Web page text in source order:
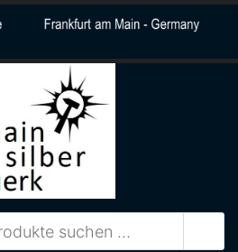
Zeitlos elegantes
Schmuckdesign aus Frankfurt